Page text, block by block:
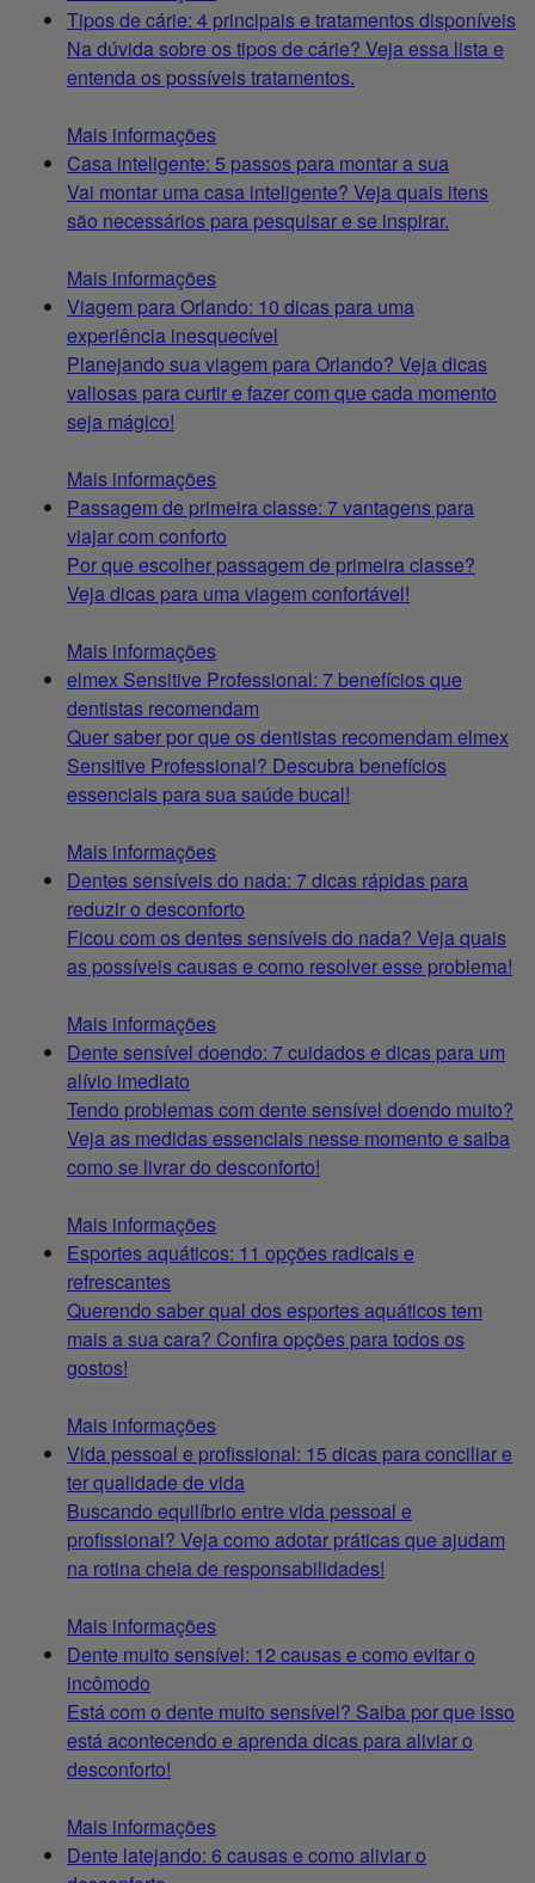
Tipos de cárie: 4 principais e tratamentos disponíveis
Na dúvida sobre os tipos de cárie? Veja essa lista e
entenda os possíveis tratamentos.
Mais informações
Casa inteligente: 5 passos para montar a sua
Vai montar uma casa inteligente? Veja quais itens
são necessários para pesquisar e se inspirar.
Mais informações
Viagem para Orlando: 10 dicas para uma
experiência inesquecível
Planejando sua viagem para Orlando? Veja dicas
valiosas para curtir e fazer com que cada momento
seja mágico!
Mais informações
Passagem de primeira classe: 7 vantagens para
viajar com conforto
Por que escolher passagem de primeira classe?
Veja dicas para uma viagem confortável!
Mais informações
elmex Sensitive Professional: 7 benefícios que
dentistas recomendam
Quer saber por que os dentistas recomendam elmex
Sensitive Professional? Descubra benefícios
essenciais para sua saúde bucal!
Mais informações
Dentes sensíveis do nada: 7 dicas rápidas para
reduzir o desconforto
Ficou com os dentes sensíveis do nada? Veja quais
as possíveis causas e como resolver esse problema!
Mais informações
Dente sensível doendo: 7 cuidados e dicas para um
alívio imediato
Tendo problemas com dente sensível doendo muito?
Veja as medidas essenciais nesse momento e saiba
como se livrar do desconforto!
Mais informações
Esportes aquáticos: 11 opções radicais e
refrescantes
Querendo saber qual dos esportes aquáticos tem
mais a sua cara? Confira opções para todos os
gostos!
Mais informações
Vida pessoal e profissional: 15 dicas para conciliar e
ter qualidade de vida
Buscando equilíbrio entre vida pessoal e
profissional? Veja como adotar práticas que ajudam
na rotina cheia de responsabilidades!
Mais informações
Dente muito sensível: 12 causas e como evitar o
incômodo
Está com o dente muito sensível? Saiba por que isso
está acontecendo e aprenda dicas para aliviar o
desconforto!
Mais informações
Dente latejando: 6 causas e como aliviar o